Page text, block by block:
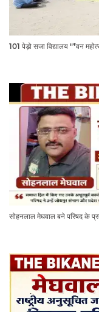
101 पेड़ो सजा विद्यालय "*वन
सोहनलाल मेघवाल बने परिषद के